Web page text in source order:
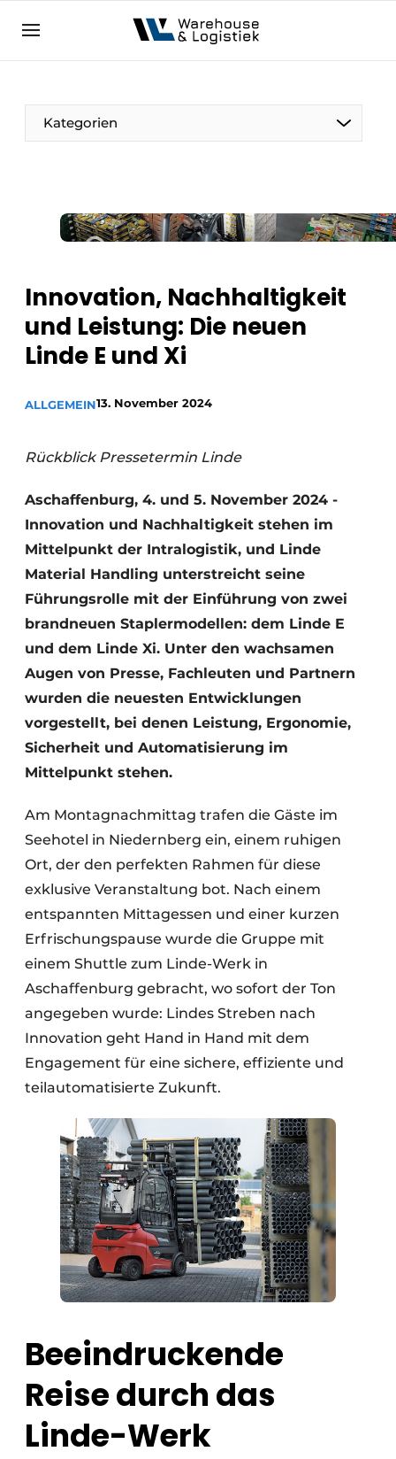
NL EN
Kategorien
Innovation, Nachhaltigkeit
und Leistung: Die neuen
Linde E und Xi
ALLGEMEIN13. November 2024
Rückblick Pressetermin Linde
Aschaffenburg, 4. und 5. November 2024 -
Innovation und Nachhaltigkeit stehen im
Mittelpunkt der Intralogistik, und Linde
Material Handling unterstreicht seine
Führungsrolle mit der Einführung von zwei
brandneuen Staplermodellen: dem Linde E
und dem Linde Xi. Unter den wachsamen
Augen von Presse, Fachleuten und Partnern
wurden die neuesten Entwicklungen
vorgestellt, bei denen Leistung, Ergonomie,
Sicherheit und Automatisierung im
Mittelpunkt stehen.
Am Montagnachmittag trafen die Gäste im
Seehotel in Niedernberg ein, einem ruhigen
Ort, der den perfekten Rahmen für diese
exklusive Veranstaltung bot. Nach einem
entspannten Mittagessen und einer kurzen
Erfrischungspause wurde die Gruppe mit
einem Shuttle zum Linde-Werk in
Aschaffenburg gebracht, wo sofort der Ton
angegeben wurde: Lindes Streben nach
Innovation geht Hand in Hand mit dem
Engagement für eine sichere, effiziente und
teilautomatisierte Zukunft.
Beeindruckende
Reise durch das
Linde-Werk